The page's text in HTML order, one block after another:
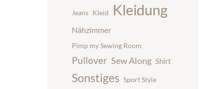
Jeans Kleid Kleidung
Nähzimmer
Pimp my Sewing Room
Pullover Sew Along Shirt
Sonstiges Sport Style